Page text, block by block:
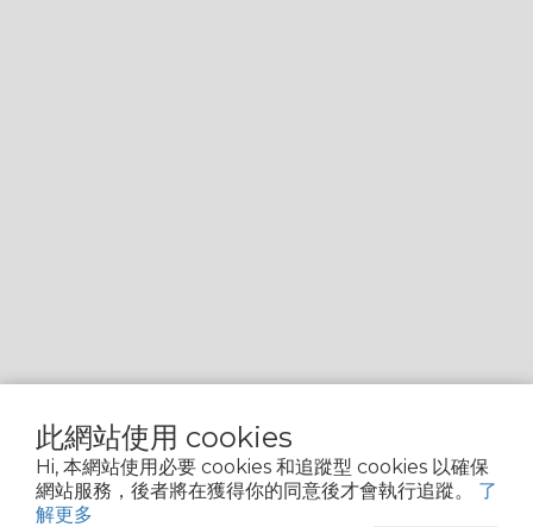
此網站使用 cookies
Hi, 本網站使用必要 cookies 和追蹤型 cookies 以確保
網站服務，後者將在獲得你的同意後才會執行追蹤。 了
解更多